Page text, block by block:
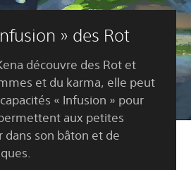
» des Rot
découvre des Rot et
et du karma, elle peut
« Infusion » pour
aux petites
son bâton et de